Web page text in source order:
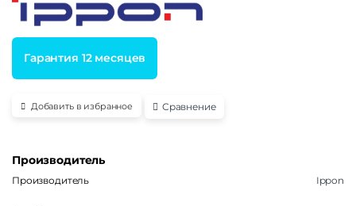
Гарантия 12 месяцев
Добавить в избранное Сравнение
Производитель
Производитель Ippon